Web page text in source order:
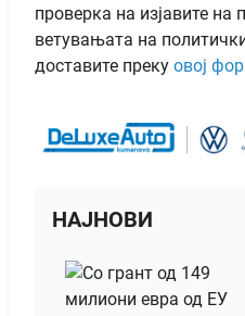
проверка на изјавите на
ветувањата на
доставите преку овој
НАЈНОВИ